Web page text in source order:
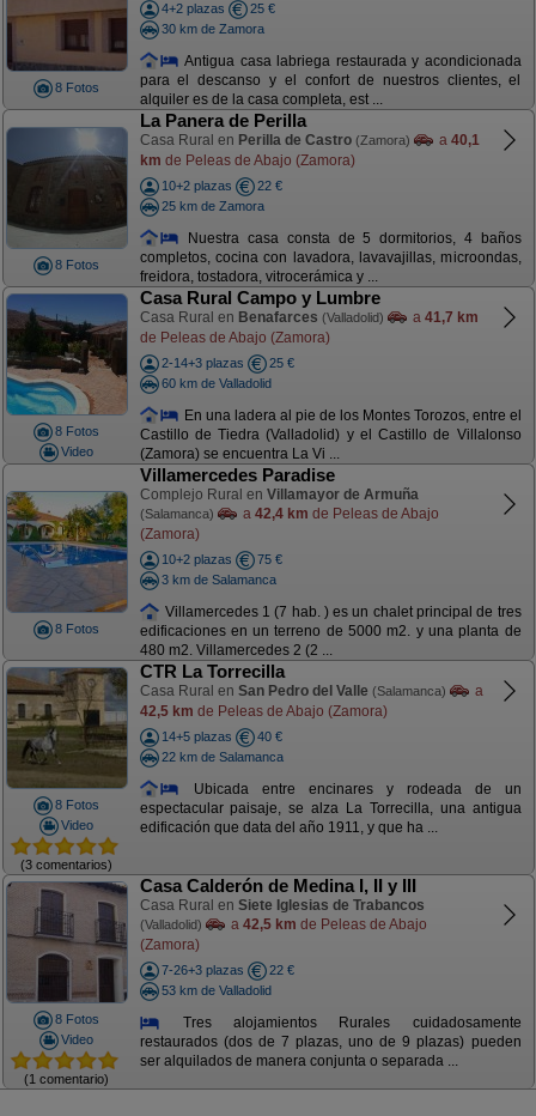
8 Fotos
4+2 plazas
25 €
30 km de Zamora
Antigua casa labriega restaurada y acondicionada
para el descanso y el confort de nuestros clientes, el
alquiler es de la casa completa, est ...
8 Fotos
La Panera de Perilla
Casa Rural en Perilla de Castro (Zamora) a 40,1
km de Peleas de Abajo (Zamora)
10+2 plazas
22 €
25 km de Zamora
Nuestra casa consta de 5 dormitorios, 4 baños
completos, cocina con lavadora, lavavajillas, microondas,
freidora, tostadora, vitrocerámica y ...
8 Fotos
Video
Casa Rural Campo y Lumbre
Casa Rural en Benafarces (Valladolid) a 41,7 km
de Peleas de Abajo (Zamora)
2-14+3 plazas
25 €
60 km de Valladolid
En una ladera al pie de los Montes Torozos, entre el
Castillo de Tiedra (Valladolid) y el Castillo de Villalonso
(Zamora) se encuentra La Vi ...
8 Fotos
Villamercedes Paradise
Complejo Rural en Villamayor de Armuña
(Salamanca) a 42,4 km de Peleas de Abajo
(Zamora)
10+2 plazas
75 €
3 km de Salamanca
Villamercedes 1 (7 hab. ) es un chalet principal de tres
edificaciones en un terreno de 5000 m2. y una planta de
480 m2. Villamercedes 2 (2 ...
8 Fotos
Video
(3 comentarios)
CTR La Torrecilla
Casa Rural en San Pedro del Valle (Salamanca)
a
42,5 km de Peleas de Abajo (Zamora)
14+5 plazas
40 €
22 km de Salamanca
Ubicada entre encinares y rodeada de un
espectacular paisaje, se alza La Torrecilla, una antigua
edificación que data del año 1911, y que ha ...
8 Fotos
Video
(1 comentario)
Casa Calderón de Medina I, II y III
Casa Rural en Siete Iglesias de Trabancos
(Valladolid) a 42,5 km de Peleas de Abajo
(Zamora)
7-26+3 plazas
22 €
53 km de Valladolid
Tres alojamientos Rurales cuidadosamente
restaurados (dos de 7 plazas, uno de 9 plazas) pueden
ser alquilados de manera conjunta o separada ...